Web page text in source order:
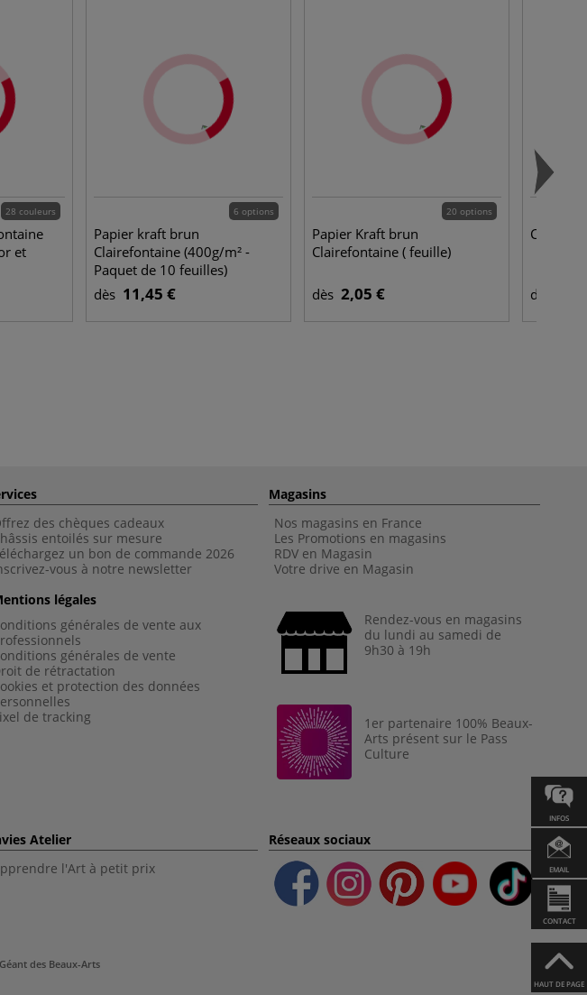
INFOS
EMAIL
CONTACT
HAUT DE PAGE
28 couleurs
et
6 options
Papier kraft brun
Clairefontaine (400g/m² -
Paquet de 10 feuilles)
dès 11,45 €
20 options
Papier Kraft brun
Clairefontaine ( feuille)
dès 2,05 €
Carton
dès
des chèques cadeaux
entoilés sur mesure
un bon de commande 2026
vous à notre newsletter
légales
générales de vente aux
générales de vente
de rétractation
et protection des données
de tracking
Magasins
Nos magasins en France
Les Promotions en magasins
RDV en Magasin
Votre drive en Magasin
Rendez-vous en magasins
du lundi au samedi de
9h30 à 19h
1er partenaire 100% Beaux-
Arts présent sur le Pass
Culture
Atelier
l'Art à petit prix
Réseaux sociaux
des Beaux-Arts